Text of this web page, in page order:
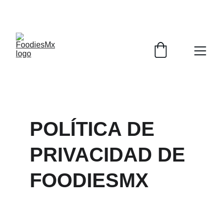
POLÍTICA DE
PRIVACIDAD DE
FOODIESMX